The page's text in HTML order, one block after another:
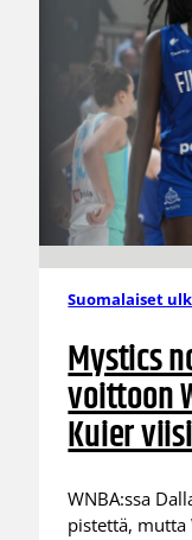
Suomalaiset
Mystics
voittoon
Kuier
WNBA:ssa
pistettä, mutta